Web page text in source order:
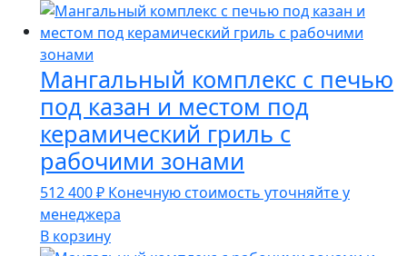
Мангальный комплекс с печью
под казан и местом под
керамический гриль с
рабочими зонами
512 400₽ Конечную стоимость уточняйте у
менеджера
В корзину